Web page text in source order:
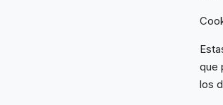
que
los